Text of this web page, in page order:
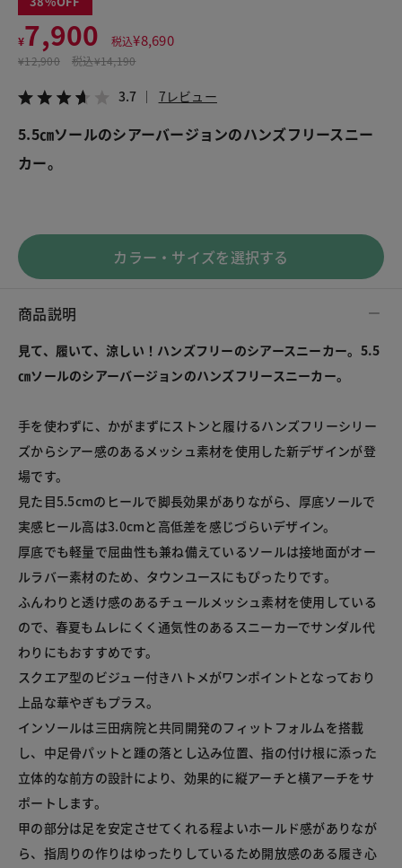
¥7,900 税込¥8,690
¥12,900 税込¥14,190
3.7 7レビュー
5.5㎝ソールのシアーバージョンのハンズフリースニー
カー。
カラー・サイズを選択する
商品説明
見て、履いて、涼しい！ハンズフリーのシアースニーカー。 5.5
㎝ソールのシアーバージョンのハンズフリースニーカー。
手を使わずに、かがまずにストンと履けるハンズフリーシリー
ズからシアー感のあるメッシュ素材を使用した新デザインが登
場です。
見た目5.5cmのヒールで脚長効果がありながら、厚底ソールで
実感ヒール高は3.0cmと高低差を感じづらいデザイン。
厚底でも軽量で屈曲性も兼ね備えているソールは接地面がオー
ルラバー素材のため、タウンユースにもぴったりです。
ふんわりと透け感のあるチュールメッシュ素材を使用している
ので、春夏もムレにくく通気性のあるスニーカーでサンダル代
わりにもおすすめです。
スクエア型のビジュー付きハトメがワンポイントとなっており
上品な華やぎもプラス。
インソールは三田病院と共同開発のフィットフォルムを搭載
し、中足骨パットと踵の落とし込み位置、指の付け根に添った
立体的な前方の設計により、効果的に縦アーチと横アーチをサ
ポートします。
甲の部分は足を安定させてくれる程よいホールド感がありなが
ら、指周りの作りはゆったりしているため開放感のある履き心
LINE X